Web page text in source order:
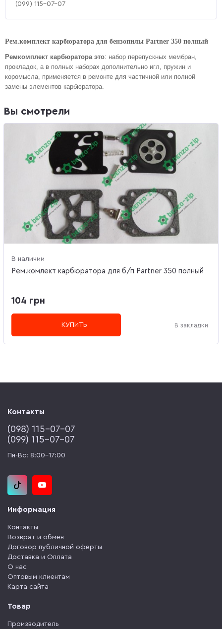
(‎099) 115-07-07
Рем.комплект карбюратора для бензопилы Partner 350 полный
Ремкомплект карбюратора это: набор перепускных мембран,
прокладок, а в полных наборах дополнительно игл, пружин и
коромысла, применяется в ремонте для частичной или полной
замены элементов карбюратора.
Вы смотрели
В наличии
Рем.комлект карбюратора для б/п Partner 350 полный
104 грн
КУПИТЬ В закладки
Контакты
(‎098) 115-07-07
(‎099) 115-07-07
Пн-Вс: 8:00-17:00
Информация
Контакты
Возврат и обмен
Договор публичной оферты
Доставка и Оплата
О нас
Оптовым клиентам
Карта сайта
Товар
Производитель